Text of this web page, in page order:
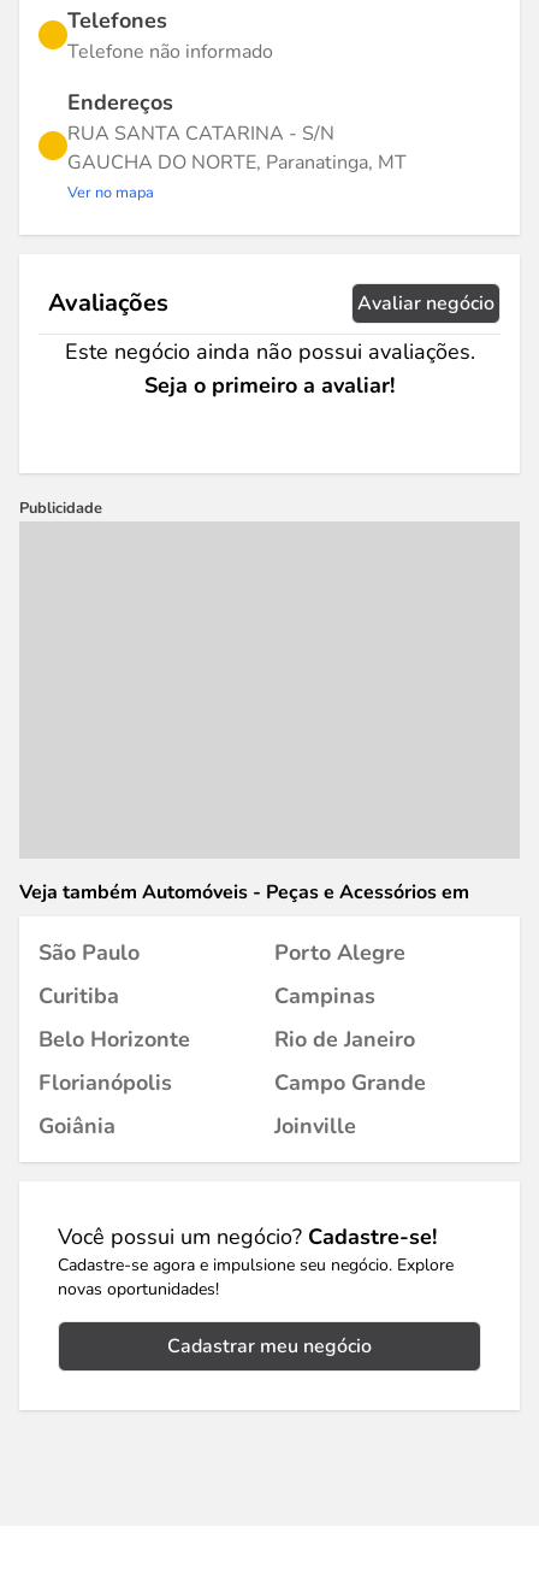
Telefones
Telefone não informado
Endereços
RUA SANTA CATARINA - S/N
GAUCHA DO NORTE, Paranatinga, MT
Ver no mapa
Avaliações Avaliar negócio
Este negócio ainda não possui avaliações.
Seja o primeiro a avaliar!
Publicidade
Veja também Automóveis - Peças e Acessórios em
São Paulo
Porto Alegre
Curitiba
Campinas
Belo Horizonte
Rio de Janeiro
Florianópolis
Campo Grande
Goiânia
Joinville
Você possui um negócio? Cadastre-se!
Cadastre-se agora e impulsione seu negócio. Explore
novas oportunidades!
Cadastrar meu negócio